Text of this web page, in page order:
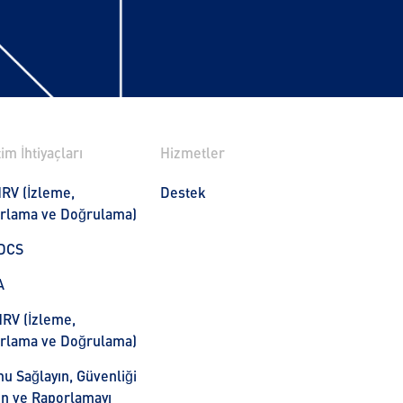
İhtiyaçları
(İzleme,
ve Doğrulama)
(İzleme,
ve Doğrulama)
Sağlayın, Güvenliği
ve Raporlamayı
Hizmetler
Destek